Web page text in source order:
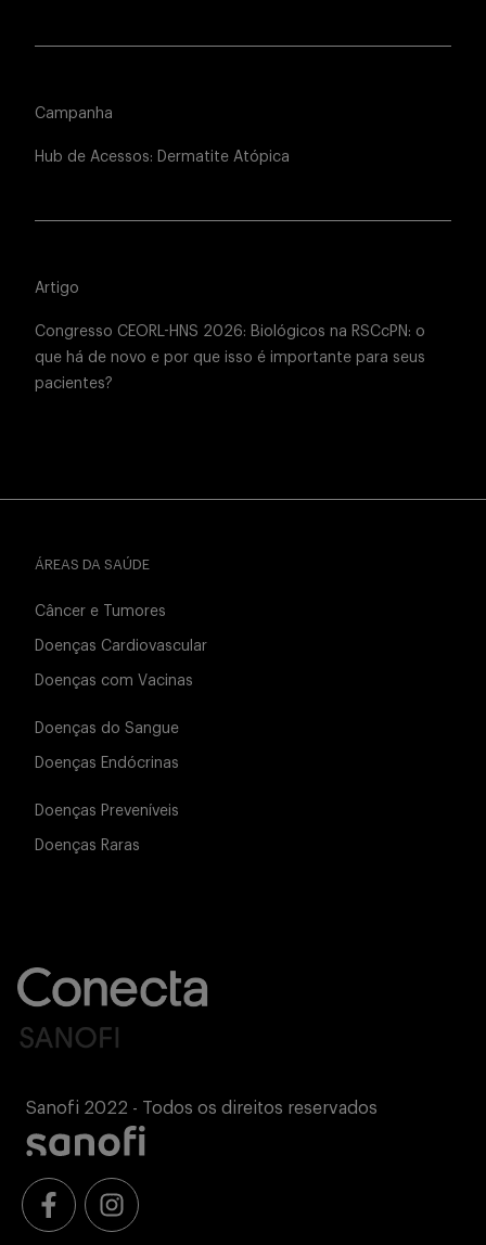
Campanha
Hub de Acessos: Dermatite Atópica
Artigo
Congresso CEORL-HNS 2026: Biológicos na RSCcPN: o
que há de novo e por que isso é importante para seus
pacientes?
ÁREAS DA SAÚDE
Câncer e Tumores
Doenças Cardiovascular
Doenças com Vacinas
Doenças do Sangue
Doenças Endócrinas
Doenças Preveníveis
Doenças Raras
Sanofi 2022 - Todos os direitos reservados